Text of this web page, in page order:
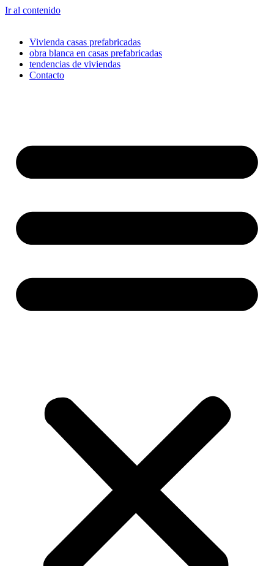
Ir al contenido
Vivienda casas prefabricadas
obra blanca en casas prefabricadas
tendencias de viviendas
Contacto